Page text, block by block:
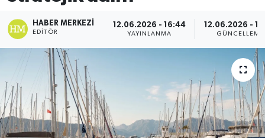
HABER MERKEZI
EDITÖR
12.06.2026 - 16:44
YAYINLANMA
12.06.2026 -
GÜNCELLEME